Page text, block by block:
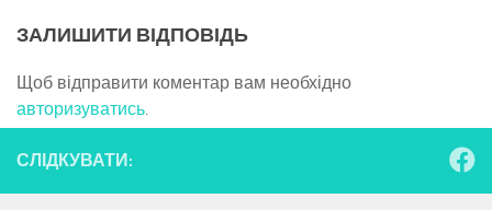
ЗАЛИШИТИ ВІДПОВІДЬ
Щоб відправити коментар вам необхідно
авторизуватись.
СЛІДКУВАТИ: